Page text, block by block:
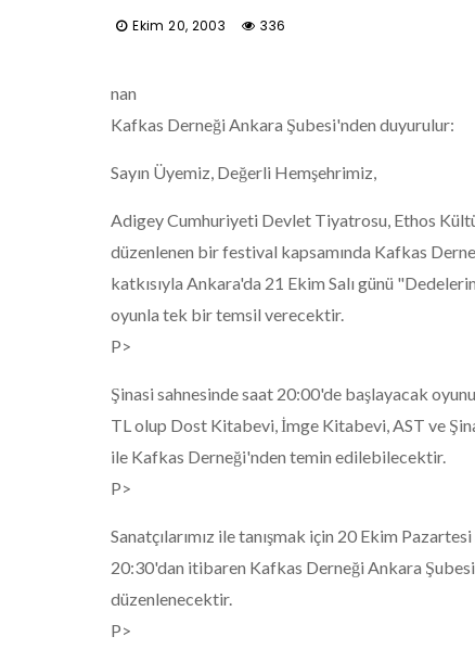
Ekim 20, 2003 336
nan
Kafkas Derneği Ankara Şubesi'nden duyurulur:
Sayın Üyemiz, Değerli Hemşehrimiz,
Adigey Cumhuriyeti Devlet Tiyatrosu, Ethos
düzenlenen bir festival kapsamında Kafkas
katkısıyla Ankara'da 21 Ekim Salı günü
oyunla tek bir temsil verecektir.
P>
Şinasi sahnesinde saat 20:00'de başlayacak
TL olup Dost Kitabevi, İmge Kitabevi, AST ve
ile Kafkas Derneği'nden temin edilebilecektir.
P>
Sanatçılarımız ile tanışmak için 20 Ekim
20:30'dan itibaren Kafkas Derneği Ankara
düzenlenecektir.
P>